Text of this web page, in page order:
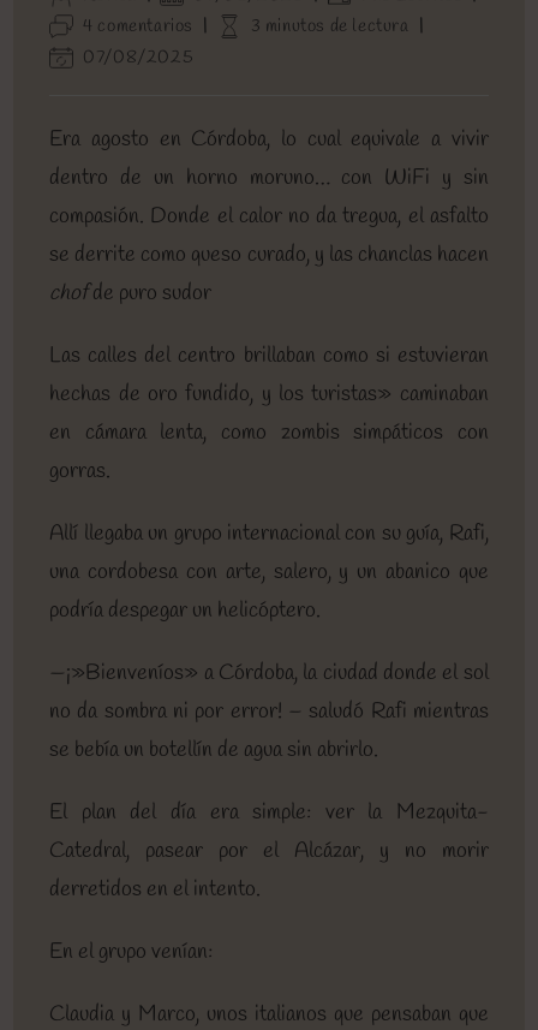
de
la
entrada:
de
la
entrada:
de
la
Comentarios
de
la
4 comentarios
Tiempo3 minutos de lectura
Última
la
entrada:
07/08/2025
Era agosto en Córdoba, lo cual equivale a vivir
dentro de un horno moruno… con WiFi y sin
compasión. Donde el calor no da tregua, el asfalto
se derrite como queso curado, y las chanclas hacen
chofde puro sudor
Las calles del centro brillaban como si estuvieran
hechas de oro fundido, y los turistas» caminaban
en cámara lenta, como zombis simpáticos con
gorras.
Allí llegaba un grupo internacional con su guía, Rafi,
una cordobesa con arte, salero, y un abanico que
podría despegar un helicóptero.
—¡»Bienveníos» a Córdoba, la ciudad donde el sol
no da sombra ni por error! – saludó Rafi mientras
se bebía un botellín de agua sin abrirlo.
El plan del día era simple: ver la Mezquita-
Catedral, pasear por el Alcázar, y no morir
derretidos en el intento.
En el grupo venían:
Claudia y Marco, unos italianos que pensaban que